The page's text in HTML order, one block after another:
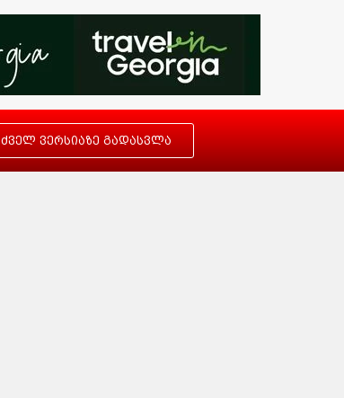
ძველ ვერსიაზე გადასვლა